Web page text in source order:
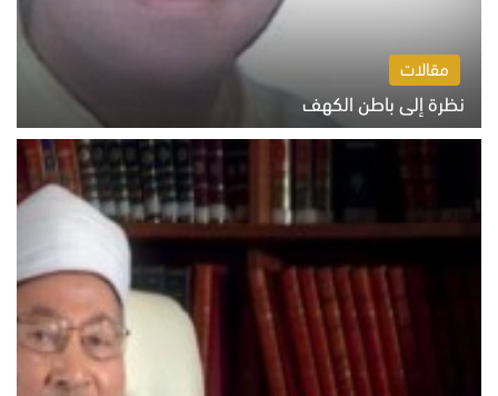
مقالات
نظرة إلى باطن الكهف
السبت 8 أغسطس 2026 11:04 ص